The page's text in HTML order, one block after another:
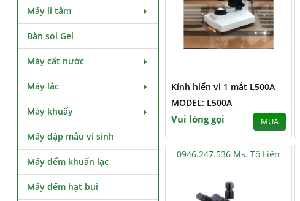
Kính hiển vi 1 mắt L500A
MODEL: L500A
Vui lòng gọi MUA
0946.247.536 Ms. Tô Liên
Máy li tâm
Bàn soi Gel
Máy cất nước
Máy lắc
Máy khuấy
Máy dập mẫu vi sinh
Máy đếm khuẩn lạc
Máy đếm hạt bụi